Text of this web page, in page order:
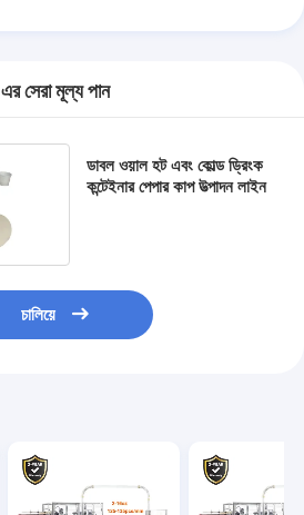
এর সেরা মূল্য পান
ডাবল ওয়াল হট এবং কোল্ড ড্রিংক
কন্টেইনার পেপার কাপ উত্পাদন লাইন
চালিয়ে